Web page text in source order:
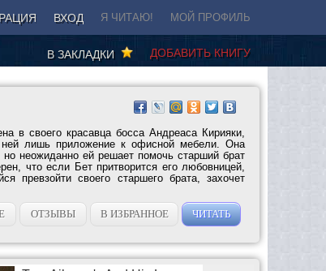
ВХОД Я ЧИТАЮ! МОЙ ПРОФИЛЬ
ДОБАВИТЬ КНИГУ
В ЗАКЛАДКИ
в своего красавца босса Андреаса Кирияки,
лишь приложение к офисной мебели. Она
но неожиданно ей решает помочь старший брат
что если Бет притворится его любовницей,
превзойти своего старшего брата, захочет
ОТЗЫВЫ В ИЗБРАННОЕ ЧИТАТЬ